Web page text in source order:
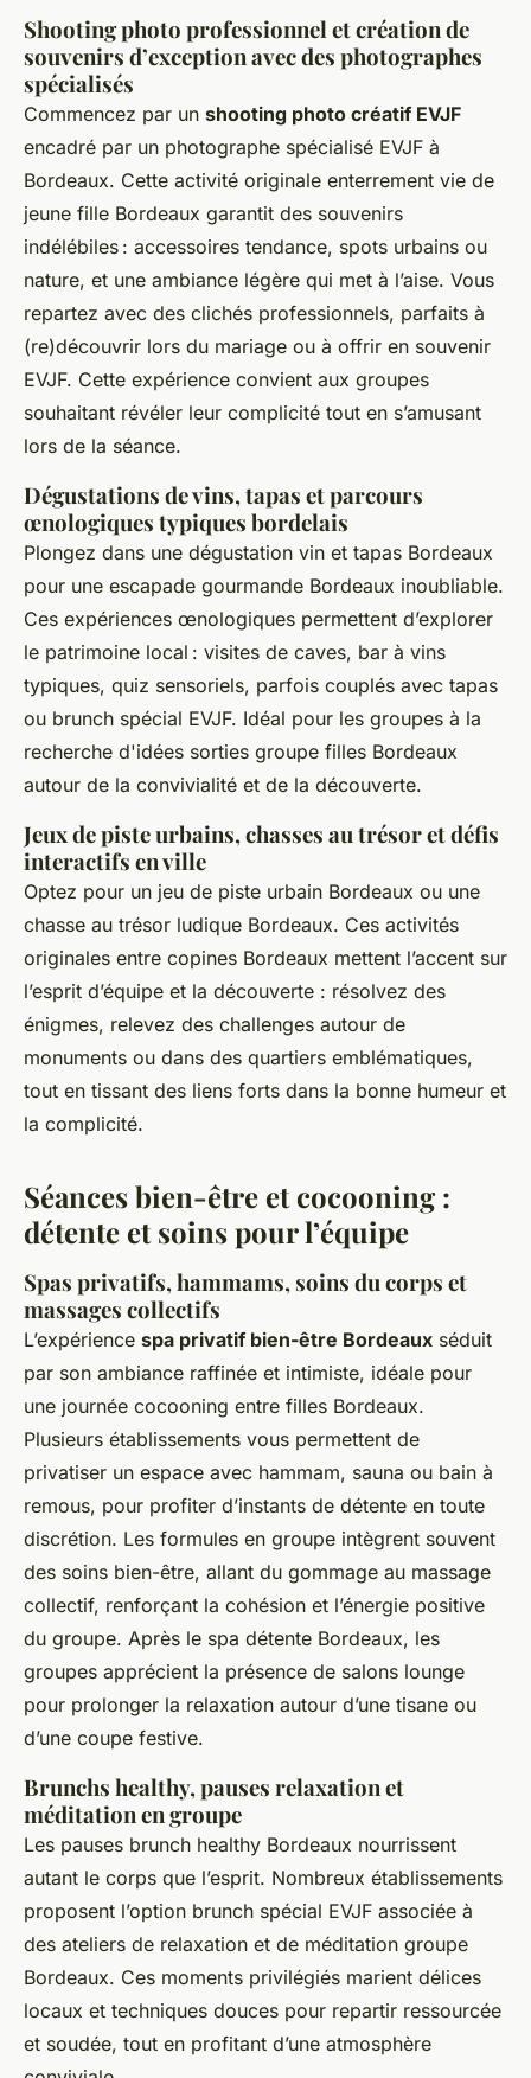
Shooting photo professionnel et création de
souvenirs d’exception avec des photographes
spécialisés
Commencez par un shooting photo créatif EVJF
encadré par un photographe spécialisé EVJF à
Bordeaux. Cette activité originale enterrement vie de
jeune fille Bordeaux garantit des souvenirs
indélébiles : accessoires tendance, spots urbains ou
nature, et une ambiance légère qui met à l’aise. Vous
repartez avec des clichés professionnels, parfaits à
(re)découvrir lors du mariage ou à offrir en souvenir
EVJF. Cette expérience convient aux groupes
souhaitant révéler leur complicité tout en s’amusant
lors de la séance.
Dégustations de vins, tapas et parcours
œnologiques typiques bordelais
Plongez dans une dégustation vin et tapas Bordeaux
pour une escapade gourmande Bordeaux inoubliable.
Ces expériences œnologiques permettent d’explorer
le patrimoine local : visites de caves, bar à vins
typiques, quiz sensoriels, parfois couplés avec tapas
ou brunch spécial EVJF. Idéal pour les groupes à la
recherche d'idées sorties groupe filles Bordeaux
autour de la convivialité et de la découverte.
Jeux de piste urbains, chasses au trésor et défis
interactifs en ville
Optez pour un jeu de piste urbain Bordeaux ou une
chasse au trésor ludique Bordeaux. Ces activités
originales entre copines Bordeaux mettent l’accent sur
l’esprit d’équipe et la découverte : résolvez des
énigmes, relevez des challenges autour de
monuments ou dans des quartiers emblématiques,
tout en tissant des liens forts dans la bonne humeur et
la complicité.
Séances bien-être et cocooning :
détente et soins pour l’équipe
Spas privatifs, hammams, soins du corps et
massages collectifs
L’expérience spa privatif bien-être Bordeaux séduit
par son ambiance raffinée et intimiste, idéale pour
une journée cocooning entre filles Bordeaux.
Plusieurs établissements vous permettent de
privatiser un espace avec hammam, sauna ou bain à
remous, pour profiter d’instants de détente en toute
discrétion. Les formules en groupe intègrent souvent
des soins bien-être, allant du gommage au massage
collectif, renforçant la cohésion et l’énergie positive
du groupe. Après le spa détente Bordeaux, les
groupes apprécient la présence de salons lounge
pour prolonger la relaxation autour d’une tisane ou
d’une coupe festive.
Brunchs healthy, pauses relaxation et
méditation en groupe
Les pauses brunch healthy Bordeaux nourrissent
autant le corps que l’esprit. Nombreux établissements
proposent l’option brunch spécial EVJF associée à
des ateliers de relaxation et de méditation groupe
Bordeaux. Ces moments privilégiés marient délices
locaux et techniques douces pour repartir ressourcée
et soudée, tout en profitant d’une atmosphère